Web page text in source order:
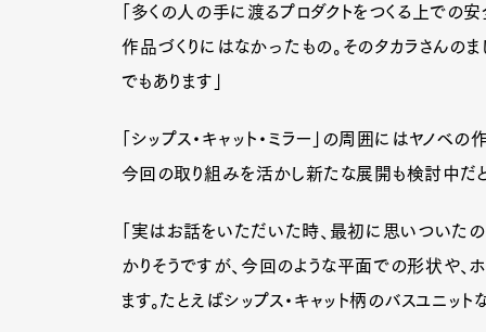
「多くの人の手に渡るプロダクトをつくる上での
作品づくりにはなかったもの。そのタカラさん
でもあります」
「シップス・キャット・ミラー」の周囲にはヤノ
今回の取り組みを活かし新たな展開も検討中だと
「実はお話をいただいた時、最初に思いつい
かりそうですが、今回のような平面での形状や、
ます。たとえばシップス・キャット柄のバスユニッ